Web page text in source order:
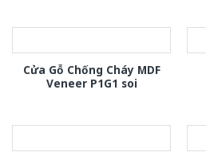
Cửa Gỗ Chống Cháy MDF
Veneer P1G1 soi